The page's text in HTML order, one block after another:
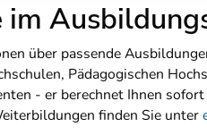
über passende
Pädagogischen
- er berechnet Ihnen
finden Sie unter